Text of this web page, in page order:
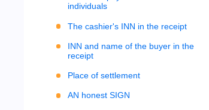
individuals
The cashier's INN in the receipt
INN and name of the buyer in the
receipt
Place of settlement
AN honest SIGN